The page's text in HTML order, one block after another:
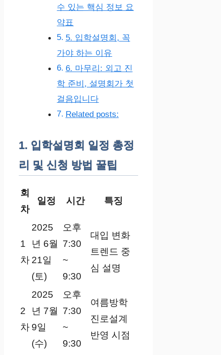
수 있는 핵심 정보 요
약표
5. 입학설명회, 꼭
가야 하는 이유
6. 마무리: 외고 진
학 준비, 설명회가 첫
걸음입니다
Related posts:
1. 입학설명회 일정 총정
리 및 신청 방법 꿀팁
회
차
일정 시간 특징
1
차
2025
년 6월
21일
(토)
오후
7:30
~
9:30
대입 변화
트렌드 중
심 설명
2
차
2025
년 7월
9일
(수)
오후
7:30
~
9:30
여름방학
진로설계
반영 시점